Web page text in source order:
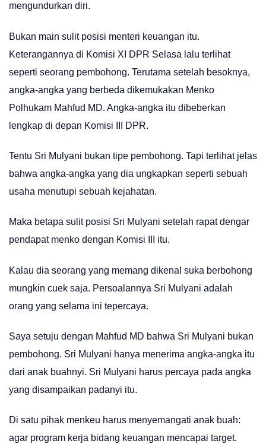
mengundurkan diri.
Bukan main sulit posisi menteri keuangan itu.
Keterangannya di Komisi XI DPR Selasa lalu terlihat
seperti seorang pembohong. Terutama setelah besoknya,
angka-angka yang berbeda dikemukakan Menko
Polhukam Mahfud MD. Angka-angka itu dibeberkan
lengkap di depan Komisi III DPR.
Tentu Sri Mulyani bukan tipe pembohong. Tapi terlihat jelas
bahwa angka-angka yang dia ungkapkan seperti sebuah
usaha menutupi sebuah kejahatan.
Maka betapa sulit posisi Sri Mulyani setelah rapat dengar
pendapat menko dengan Komisi III itu.
Kalau dia seorang yang memang dikenal suka berbohong
mungkin cuek saja. Persoalannya Sri Mulyani adalah
orang yang selama ini tepercaya.
Saya setuju dengan Mahfud MD bahwa Sri Mulyani bukan
pembohong. Sri Mulyani hanya menerima angka-angka itu
dari anak buahnyi. Sri Mulyani harus percaya pada angka
yang disampaikan padanyi itu.
Di satu pihak menkeu harus menyemangati anak buah:
agar program kerja bidang keuangan mencapai target.